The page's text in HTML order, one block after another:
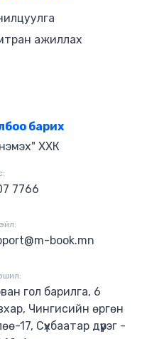
ажиллах
барих
ХХК
7766
book.mn
гол барилга, 6
Чингисийн өргөн
17, Сүхбаатар дүүрэг -